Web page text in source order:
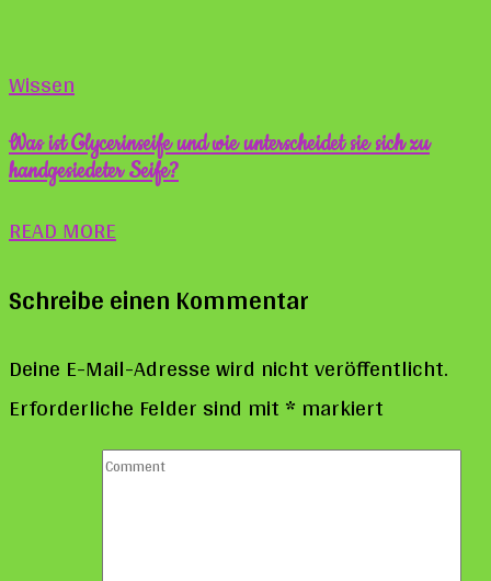
Wissen
Was ist Glycerinseife und wie unterscheidet sie sich zu
handgesiedeter Seife?
READ MORE
Schreibe einen Kommentar
Deine E-Mail-Adresse wird nicht veröffentlicht.
Erforderliche Felder sind mit* markiert